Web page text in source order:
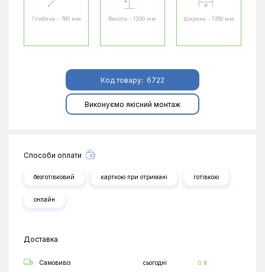
Глибина - 760 мм Висота - 1200 мм Ширина - 1350 мм
Код товару: 6722
Виконуємо якісний монтаж
Способи оплати
безготівковий карткою при отримані готівкою
онлайн
Доставка
Самовивіз сьогодні 0 ₴